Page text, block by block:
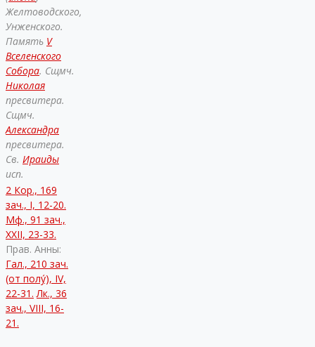
Желтоводского,
Унженского.
Память V
Вселенского
Собора. Сщмч.
Николая
пресвитера.
Сщмч.
Александра
пресвитера.
Св. Ираиды
исп.
2 Кор., 169
зач., I, 12-20.
Мф., 91 зач.,
XXII, 23-33.
Прав. Анны:
Гал., 210 зач.
(от полу́), IV,
22-31. Лк., 36
зач., VIII, 16-
21.